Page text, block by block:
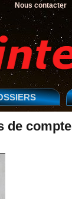
Nous contacter
de